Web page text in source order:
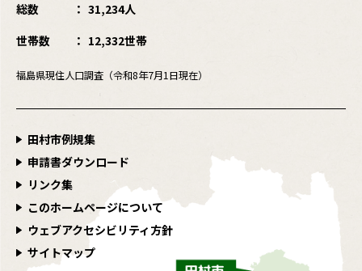
総数
31,234人
世帯数
12,332世帯
福島県現住人口調査（令和8年7月1日現在）
田村市例規集
申請書ダウンロード
リンク集
このホームページについて
ウェブアクセシビリティ方針
サイトマップ